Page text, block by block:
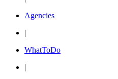
Agencies
|
WhatToDo
|